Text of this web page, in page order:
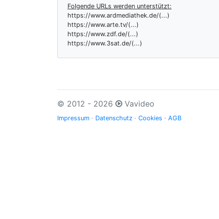
Folgende URLs werden unterstützt:
https://www.ardmediathek.de/(...)
https://www.arte.tv/(...)
https://www.zdf.de/(...)
https://www.3sat.de/(...)
© 2012 - 2026 Vavideo
Impressum · Datenschutz · Cookies · AGB